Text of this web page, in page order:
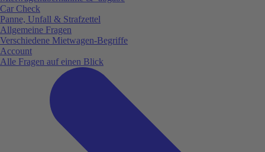
Car Check
Panne, Unfall & Strafzettel
Allgemeine Fragen
Verschiedene Mietwagen-Begriffe
Account
Alle Fragen auf einen Blick